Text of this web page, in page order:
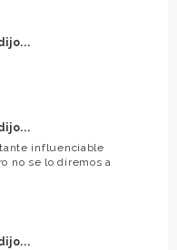
influenciable
no se lo diremos a